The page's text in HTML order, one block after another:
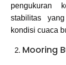
pengukuran
stabilitas
kondisi cuaca
Mooring